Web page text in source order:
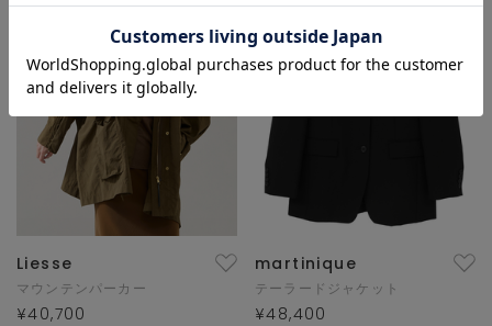
Liesse
マウンテンパーカー
¥40,700
martinique
テーラードジャケット
¥48,400